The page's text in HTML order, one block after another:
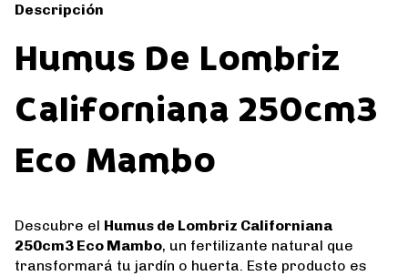
Descripción
Humus De Lombriz
Californiana 250cm3
Eco Mambo
Descubre el Humus de Lombriz Californiana
250cm3 Eco Mambo, un fertilizante natural que
transformará tu jardín o huerta. Este producto es